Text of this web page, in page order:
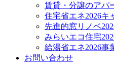
賃貸・分譲のアパ
住宅省エネ2026キ
先進的窓リノベ
みらいエコ住宅
給湯省エネ2026事
お問い合わせ